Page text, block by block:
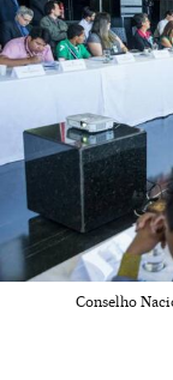
Conselho